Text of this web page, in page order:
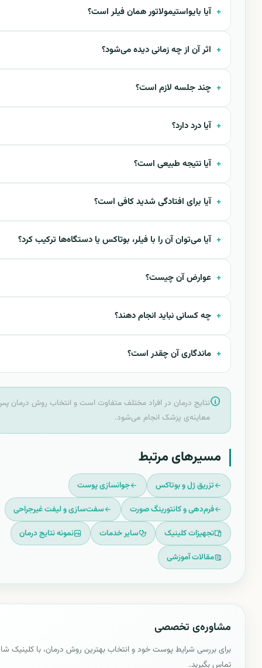
آیا بایواستیمولاتور همان فیلر است؟
اثر آن از چه زمانی دیده می‌شود؟
چند جلسه لازم است؟
آیا درد دارد؟
آیا نتیجه طبیعی است؟
آیا برای افتادگی شدید کافی است؟
آیا می‌توان آن را با فیلر، بوتاکس یا دستگاه‌ها ترکیب کرد؟
عوارض آن چیست؟
چه کسانی نباید انجام دهند؟
ماندگاری آن چقدر است؟
نتایج درمان در افراد مختلف متفاوت است و انتخاب روش درمان
معاینه‌ی پزشک انجام می‌شود.
مسیرهای مرتبط
تزریق ژل و بوتاکس
جوانسازی پوست
فرم‌دهی و کانتورینگ صورت
سفت‌سازی و لیفت غیرجراحی
تجهیزات کلینیک
سایر خدمات
نمونه نتایج درمان
مقالات آموزشی
مشاوره‌ی تخصصی
برای بررسی شرایط پوست خود و انتخاب بهترین روش درمان، با کلینیک
تماس بگیرید.